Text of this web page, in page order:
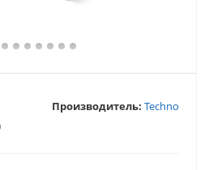
Производитель: Techno